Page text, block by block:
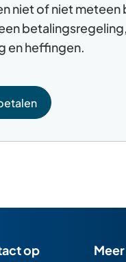
niet of niet meteen
en heffingen.
op